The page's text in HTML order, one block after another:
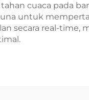
cuaca pada
untuk
secara real-time,